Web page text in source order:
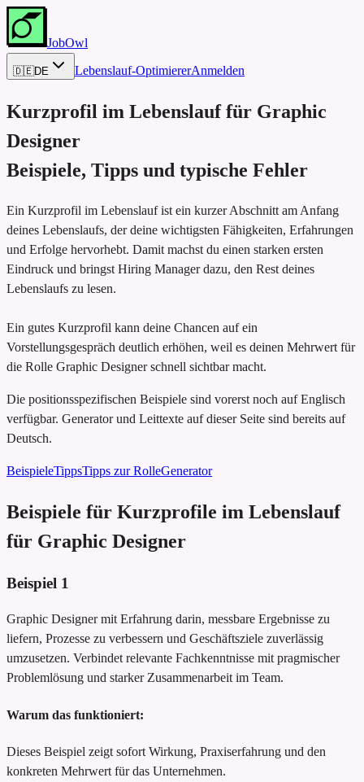
JobOwl
🇩🇪DE Lebenslauf-OptimiererAnmelden
Kurzprofil im Lebenslauf für Graphic
Designer
Beispiele, Tipps und typische Fehler
Ein Kurzprofil im Lebenslauf ist ein kurzer Abschnitt am Anfang
deines Lebenslaufs, der deine wichtigsten Fähigkeiten, Erfahrungen
und Erfolge hervorhebt. Damit machst du einen starken ersten
Eindruck und bringst Hiring Manager dazu, den Rest deines
Lebenslaufs zu lesen.
Ein gutes Kurzprofil kann deine Chancen auf ein
Vorstellungsgespräch deutlich erhöhen, weil es deinen Mehrwert für
die Rolle Graphic Designer schnell sichtbar macht.
Die positionsspezifischen Beispiele sind vorerst noch auf Englisch
verfügbar. Generator und Leittexte auf dieser Seite sind bereits auf
Deutsch.
BeispieleTippsTipps zur RolleGenerator
Beispiele für Kurzprofile im Lebenslauf
für Graphic Designer
Beispiel 1
Graphic Designer mit Erfahrung darin, messbare Ergebnisse zu
liefern, Prozesse zu verbessern und Geschäftsziele zuverlässig
umzusetzen. Verbindet relevante Fachkenntnisse mit pragmischer
Problemlösung und starker Zusammenarbeit im Team.
Warum das funktioniert:
Dieses Beispiel zeigt sofort Wirkung, Praxiserfahrung und den
konkreten Mehrwert für das Unternehmen.